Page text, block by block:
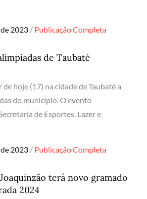
2023 Publicação Completa
de Taubaté
hoje (17) na cidade de Taubaté a
do município. O evento
de Esportes, Lazer e
2023 Publicação Completa
terá novo gramado
2024